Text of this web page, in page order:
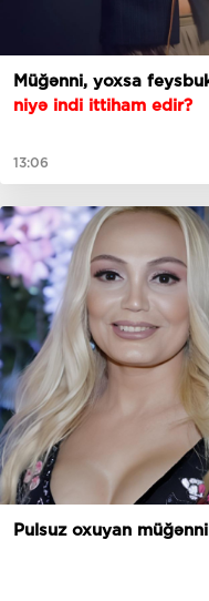
Müğənni, yoxsa
niyə indi ittiham edir?
13:06
Pulsuz oxuyan